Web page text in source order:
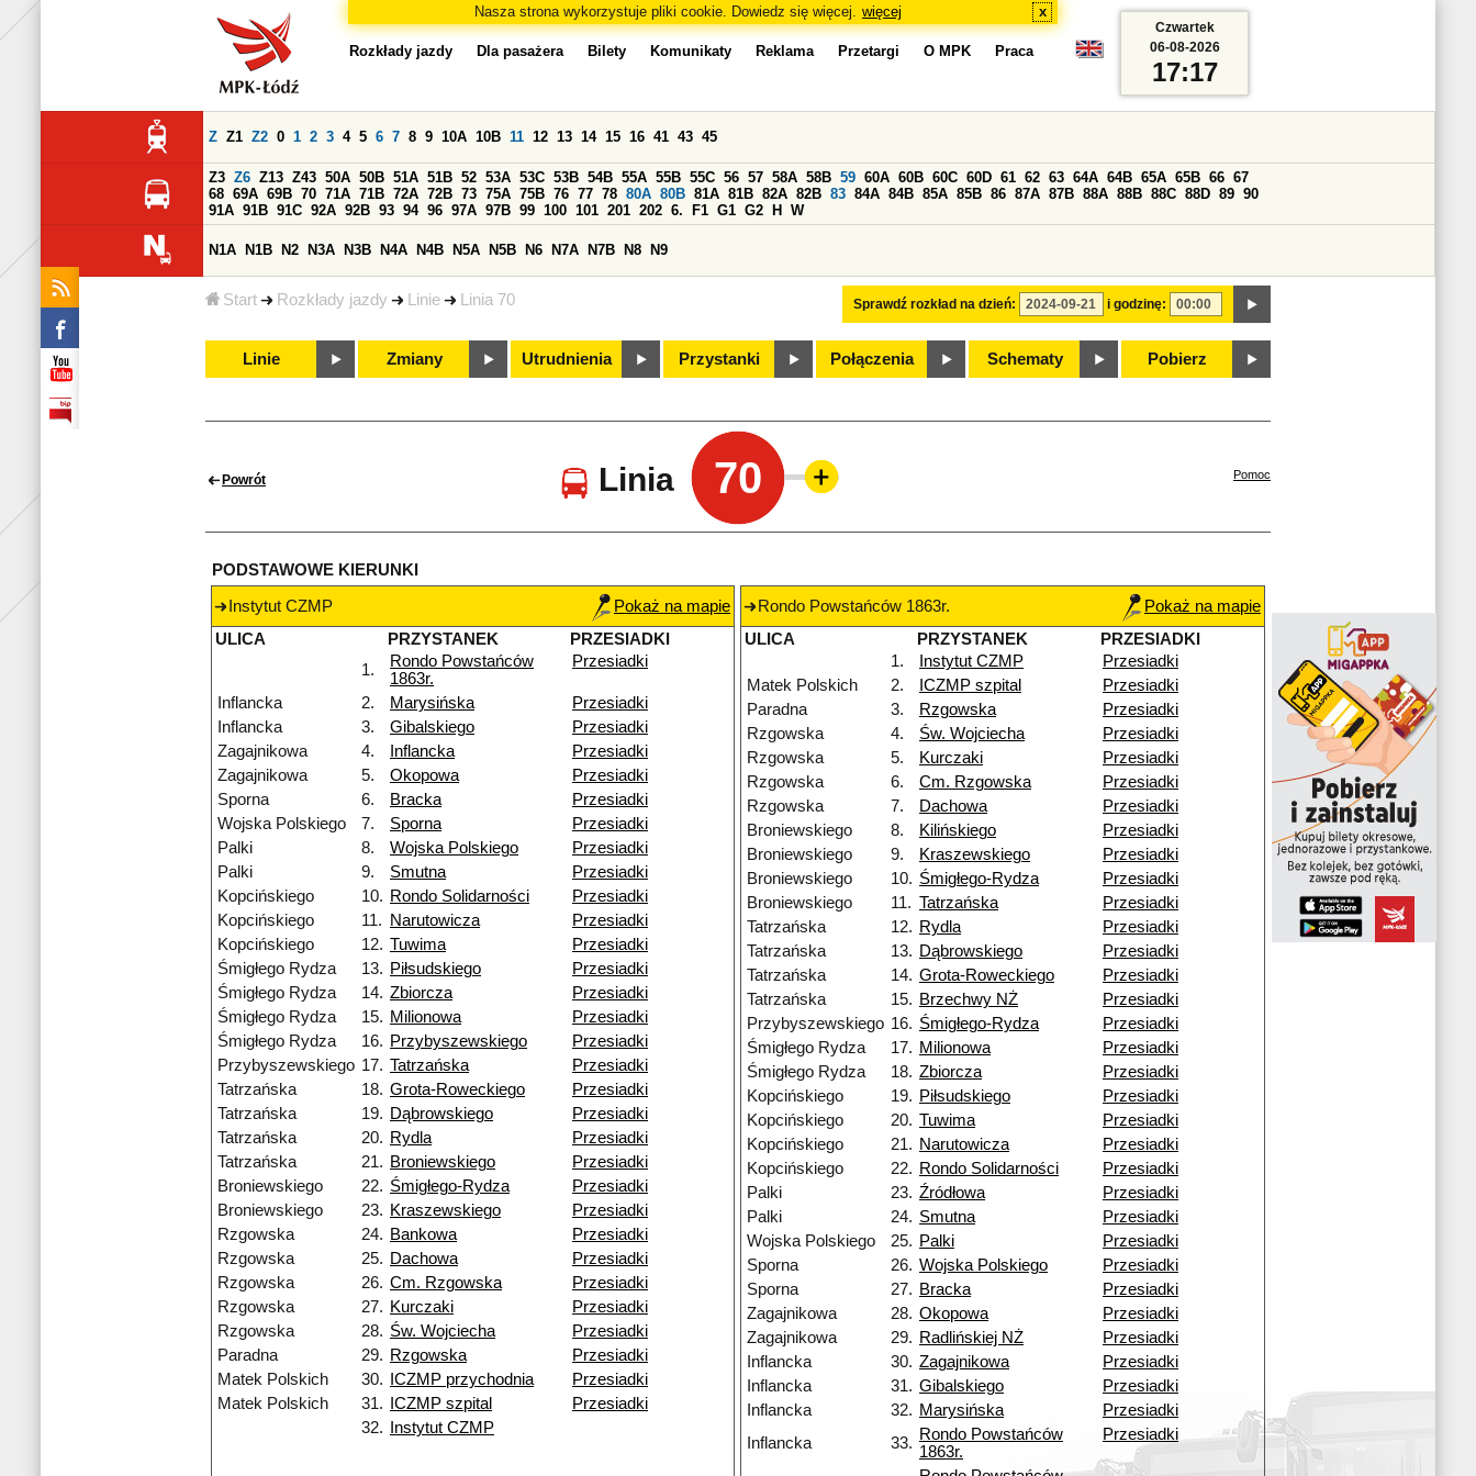
Nasza strona wykorzystuje pliki cookie. Dowiedz się więcej. więcej x
Start Rozkłady jazdy Linie Linia 70
Rozkłady jazdy Dla pasażera Bilety Komunikaty Reklama Przetargi O MPK Praca
Sprawdź rozkład na dzień: i godzinę:
Z Z1 Z2 0 1 2 3 4 5 6 7 8 9 10A 10B 11 12 13 14 15 16 41 43 45
Z3 Z6 Z13 Z43 50A 50B 51A 51B 52 53A 53C 53B 54B 55A 55B 55C 56 57 58A 58B 59 60A 60B 60C 60D 61 62 63 64A 64B 65A 65B 66 67
68 69A 69B 70 71A 71B 72A 72B 73 75A 75B 76 77 78 80A 80B 81A 81B 82A 82B 83 84A 84B 85A 85B 86 87A 87B 88A 88B 88C 88D 89 90
91A 91B 91C 92A 92B 93 94 96 97A 97B 99 100 101 201 202 6. F1 G1 G2 H W
N1A N1B N2 N3A N3B N4A N4B N5A N5B N6 N7A N7B N8 N9
Linie Zmiany Utrudnienia Przystanki Połączenia Schematy Pobierz
Czwartek
06-08-2026
17:17
Powrót Linia 70 Pomoc
PODSTAWOWE KIERUNKI
Instytut CZMP
Pokaż na mapie
ULICA
PRZYSTANEK
PRZESIADKI
1.
Rondo Powstańców
1863r.
Przesiadki
Inflancka 2. Marysińska
Przesiadki
Inflancka
3. Gibalskiego
Przesiadki
Zagajnikowa
4. Inflancka
Przesiadki
Zagajnikowa
5. Okopowa
Przesiadki
Sporna
6. Bracka
Przesiadki
Wojska Polskiego
7. Sporna
Przesiadki
Palki
8. Wojska Polskiego
Przesiadki
Palki
9. Smutna
Przesiadki
Kopcińskiego
10. Rondo Solidarności
Przesiadki
Kopcińskiego
11. Narutowicza
Przesiadki
Kopcińskiego
12. Tuwima
Przesiadki
Śmigłego Rydza
13. Piłsudskiego
Przesiadki
Śmigłego Rydza
14. Zbiorcza
Przesiadki
Śmigłego Rydza
15. Milionowa
Przesiadki
Śmigłego Rydza
16. Przybyszewskiego
Przesiadki
Przybyszewskiego 17. Tatrzańska
Przesiadki
Tatrzańska
18. Grota-Roweckiego
Przesiadki
Tatrzańska
19. Dąbrowskiego
Przesiadki
Tatrzańska
20. Rydla
Przesiadki
Tatrzańska
21. Broniewskiego
Przesiadki
Broniewskiego
22. Śmigłego-Rydza
Przesiadki
Broniewskiego
23. Kraszewskiego
Przesiadki
Rzgowska
24. Bankowa
Przesiadki
Rzgowska
25. Dachowa
Przesiadki
Rzgowska
26. Cm. Rzgowska
Przesiadki
Rzgowska
27. Kurczaki
Przesiadki
Rzgowska
28. Św. Wojciecha
Przesiadki
Paradna
29. Rzgowska
Przesiadki
Matek Polskich
30. ICZMP przychodnia
Przesiadki
Matek Polskich
31. ICZMP szpital
Przesiadki
32.
Instytut CZMP
Rondo Powstańców 1863r.
Pokaż na mapie
ULICA
PRZYSTANEK
PRZESIADKI
1.
Instytut CZMP
Przesiadki
Matek Polskich
2. ICZMP szpital
Przesiadki
Paradna
3. Rzgowska
Przesiadki
Rzgowska
4. Św. Wojciecha
Przesiadki
Rzgowska
5. Kurczaki
Przesiadki
Rzgowska
6. Cm. Rzgowska
Przesiadki
Rzgowska
7. Dachowa
Przesiadki
Broniewskiego
8. Kilińskiego
Przesiadki
Broniewskiego
9. Kraszewskiego
Przesiadki
Broniewskiego
10. Śmigłego-Rydza
Przesiadki
Broniewskiego
11. Tatrzańska
Przesiadki
Tatrzańska
12. Rydla
Przesiadki
Tatrzańska
13. Dąbrowskiego
Przesiadki
Tatrzańska
14. Grota-Roweckiego
Przesiadki
Tatrzańska
15. Brzechwy NŻ
Przesiadki
Przybyszewskiego 16. Śmigłego-Rydza
Przesiadki
Śmigłego Rydza
17. Milionowa
Przesiadki
Śmigłego Rydza
18. Zbiorcza
Przesiadki
Kopcińskiego
19. Piłsudskiego
Przesiadki
Kopcińskiego
20. Tuwima
Przesiadki
Kopcińskiego
21. Narutowicza
Przesiadki
Kopcińskiego
22. Rondo Solidarności
Przesiadki
Palki
23. Źródłowa
Przesiadki
Palki
24. Smutna
Przesiadki
Wojska Polskiego
25. Palki
Przesiadki
Sporna
26. Wojska Polskiego
Przesiadki
Sporna
27. Bracka
Przesiadki
Zagajnikowa
28. Okopowa
Przesiadki
Zagajnikowa
29. Radlińskiej NŻ
Przesiadki
Inflancka
30. Zagajnikowa
Przesiadki
Inflancka
31. Gibalskiego
Przesiadki
Inflancka
32. Marysińska
Przesiadki
Inflancka
33. Rondo Powstańców
1863r.
Przesiadki